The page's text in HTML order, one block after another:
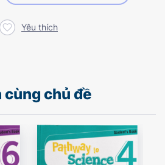
Yêu thích
cùng chủ đề